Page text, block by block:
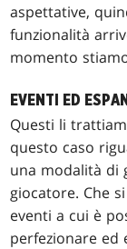
aspettative,
funzionalità
momento
EVENTI ED
Questi li
questo caso
una modalità di
giocatore. Che
eventi a cui è
perfezionare ed